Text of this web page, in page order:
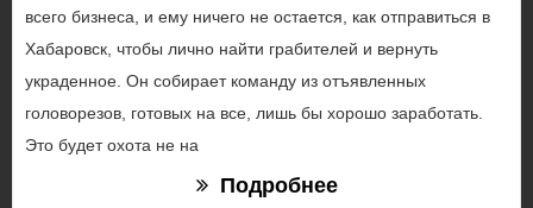
всего бизнеса, и ему ничего не остается, как отправиться в
Хабаровск, чтобы лично найти грабителей и вернуть
украденное. Он собирает команду из отъявленных
головорезов, готовых на все, лишь бы хорошо заработать.
Это будет охота не на
Подробнее